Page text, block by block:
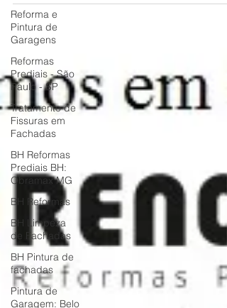
Reforma e
Pintura de
Garagens
Reformas
Prediais - São
Paulo - SP
Tratamento de
Fissuras em
Fachadas
BH Reformas
Prediais BH:
Obramax MG
BH Reformas
BH Limpeza
de Fachadas
BH Pintura de
fachadas
Pintura de
Garagem: Belo
fachadas é sazonal?